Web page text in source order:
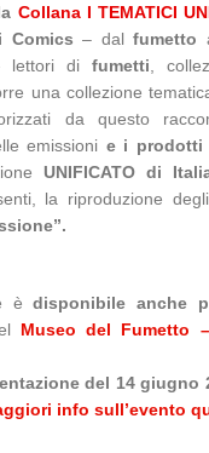
Collana I TEMATICI
Comics – dal fumetto
lettori di fumetti ,
una collezione
da questo
emissioni e i prodotti
UNIFICATO di
la riproduzione
èdisponibile anche
Museo del Fumetto
del 14 giugno
info sull’evento